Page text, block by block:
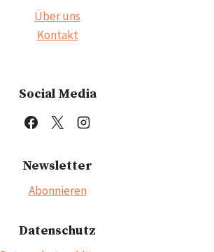
Über uns
Kontakt
Social Media
Newsletter
Abonnieren
Datenschutz